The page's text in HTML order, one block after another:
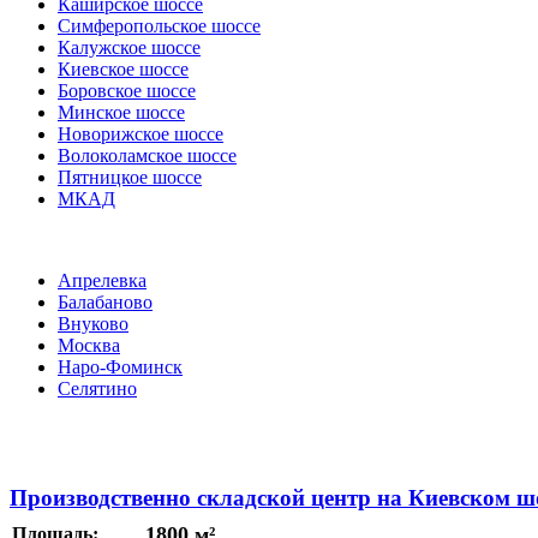
Каширское шоссе
Симферопольское шоссе
Калужское шоссе
Киевское шоссе
Боровское шоссе
Минское шоссе
Новорижское шоссе
Волоколамское шоссе
Пятницкое шоссе
МКАД
Апрелевка
Балабаново
Внуково
Москва
Наро-Фоминск
Селятино
Производственно складской центр на Киевском
Площадь: